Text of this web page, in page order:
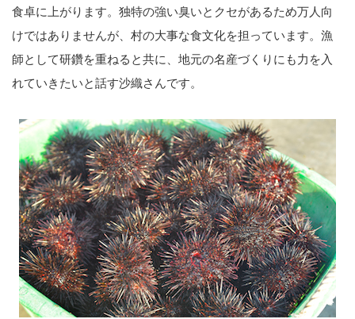
食卓に上がります。独特の強い臭いとクセがあるため万人向
けではありませんが、村の大事な食文化を担っています。漁
師として研鑽を重ねると共に、地元の名産づくりにも力を入
れていきたいと話す沙織さんです。